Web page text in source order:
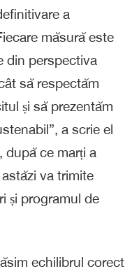
a
măsură este
din perspectiva
să respectăm
și să prezentăm
a scrie el
după ce marți a
va trimite
și programul de
echilibrul corect